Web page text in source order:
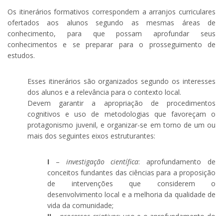
Os itinerários formativos correspondem a arranjos curriculares
ofertados aos alunos segundo as mesmas áreas de
conhecimento, para que possam aprofundar seus
conhecimentos e se preparar para o prosseguimento de
estudos.
Esses itinerários são organizados segundo os interesses
dos alunos e a relevância para o contexto local.
Devem garantir a apropriação de procedimentos
cognitivos e uso de metodologias que favoreçam o
protagonismo juvenil, e organizar-se em torno de um ou
mais dos seguintes eixos estruturantes:
I – investigação científica: aprofundamento de
conceitos fundantes das ciências para a proposição
de intervenções que considerem o
desenvolvimento local e a melhoria da qualidade de
vida da comunidade;